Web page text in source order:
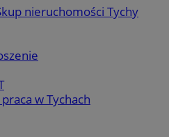
nieruchomości Tychy
w Tychach